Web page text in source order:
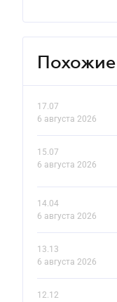
17.07
6 августа 2026
15.07
6 августа 2026
14.04
6 августа 2026
13.13
6 августа 2026
12.12